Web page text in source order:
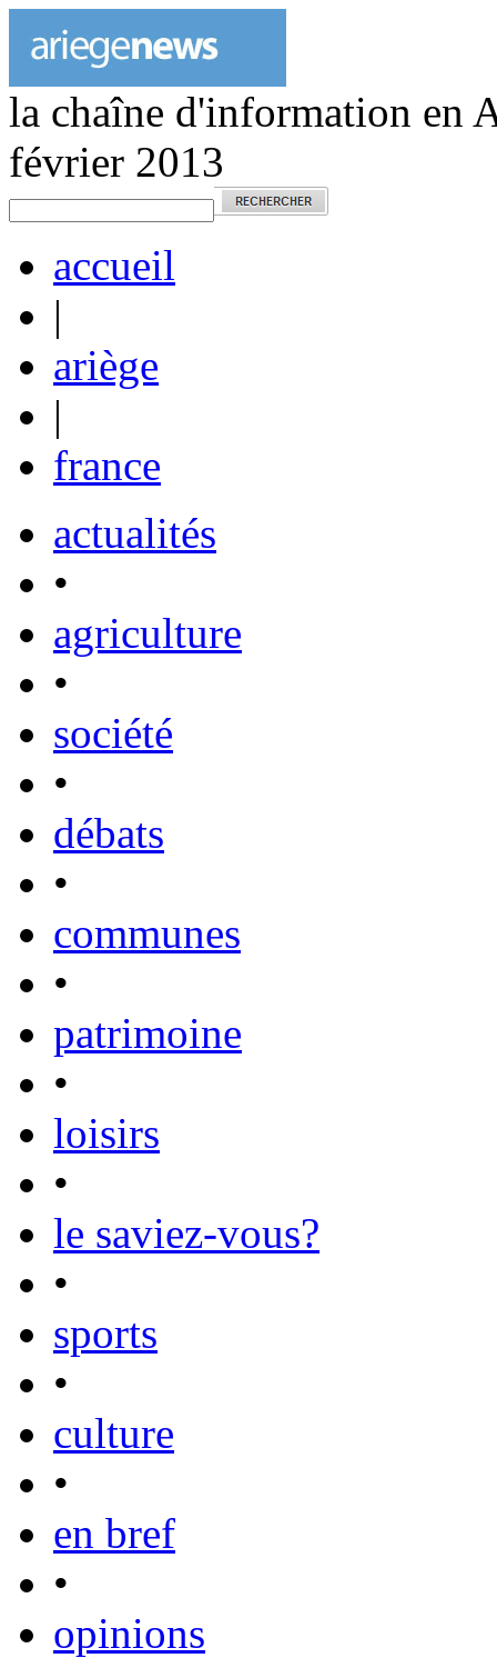
la chaîne d'information en
février 2013
accueil
|
ariège
|
france
actualités
•
agriculture
•
société
•
débats
•
communes
•
patrimoine
•
loisirs
•
le saviez-vous?
•
sports
•
culture
•
en bref
•
opinions